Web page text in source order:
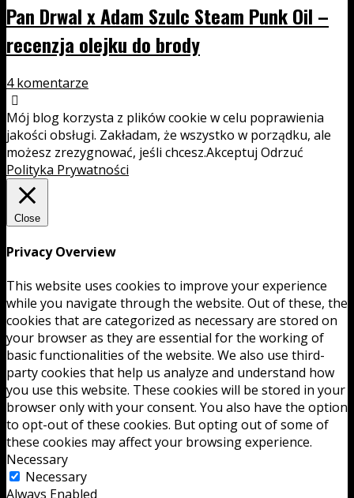
Pan Drwal x Adam Szulc Steam Punk Oil –
recenzja olejku do brody
4 komentarze
Mój blog korzysta z plików cookie w celu poprawienia
jakości obsługi. Zakładam, że wszystko w porządku, ale
możesz zrezygnować, jeśli chcesz.Akceptuj Odrzuć
Polityka Prywatności
Close
Privacy Overview
This website uses cookies to improve your experience
while you navigate through the website. Out of these, the
cookies that are categorized as necessary are stored on
your browser as they are essential for the working of
basic functionalities of the website. We also use third-
party cookies that help us analyze and understand how
you use this website. These cookies will be stored in your
browser only with your consent. You also have the option
to opt-out of these cookies. But opting out of some of
these cookies may affect your browsing experience.
Necessary
Necessary
Always Enabled